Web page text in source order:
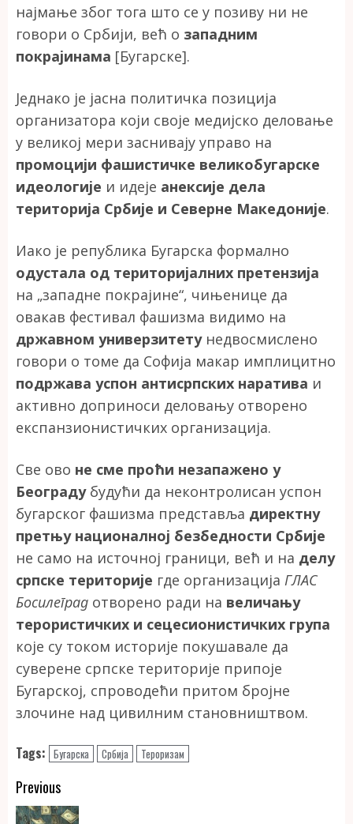
најмање због тога што се у позиву ни не
говори о Србији, већ о западним
покрајинама [Бугарске].
Једнако је јасна политичка позиција
организатора који своје медијско деловање
у великој мери заснивају управо на
промоцији фашистичке великобугарске
идеологије и идеје анексије дела
територија Србије и Северне Македоније.
Иако је република Бугарска формално
одустала од територијалних претензија
на „западне покрајине“, чињенице да
овакав фестивал фашизма видимо на
државном универзитету недвосмислено
говори о томе да Софија макар имплицитно
подржава успон антисрпских наратива и
активно доприноси деловању отворено
експанзионистичких организација.
Све ово не сме проћи незапажено у
Београдубудући да неконтролисан успон
бугарског фашизма представља директну
претњу националној безбедности Србије
не само на источној граници, већ и на делу
српске територије где организација ГЛАС
Босилеград отворено ради на величању
терористичких и сецесионистичких група
које су током историје покушавале да
суверене српске територије припоје
Бугарској, спроводећи притом бројне
злочине над цивилним становништвом.
Tags: Бугарска Србија Тероризам
Continue
Previous